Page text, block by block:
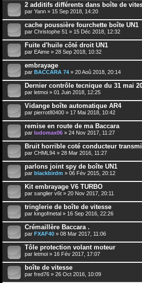
2 additifs différents dans boîte de
par Yann » 15 Sep 2018, 14:20
cache poussière fourchette boîte UN1
par Christophe 51 » 15 Déc 2018, 12:32
Fuite d'huile côté droit UN1
par EAime » 28 Sep 2018, 10:32
embrayage
par BACCARA 74 » 20 Aoû 2018, 20:14
Dernier contrôle tecnique du 31 mai
par letmoi » 01 Juin 2018, 12:25
Vidange boîte automatique AR4
par pierrot80400 » 17 Mai 2018, 10:42
remise en route de ma Baccara
par ludomax06 » 24 Nov 2017, 11:27
Bruit horrible coté conducteur
par CHML94 » 28 Mar 2016, 11:27
parlons joint spy de boîte UN1
par blackbirdm » 06 Fév 2015, 20:12
Kit embrayage V6 TURBO
par sanglier v6t » 20 Nov 2017, 20:11
tringlerie de boîte de vitesse
par kingofmetal » 16 Sep 2016, 22:26
Crémaillère Baccara .
par FXAF40 » 08 Mar 2017, 11:06
Tôle protection volant moteur
par letmoi » 16 Fév 2017, 17:07
boîte de vitesse
par fred76 » 26 Oct 2016, 10:09